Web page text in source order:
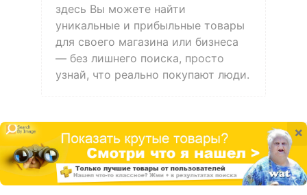
здесь Вы можете найти
уникальные и прибыльные товары
для своего магазина или бизнеса
— без лишнего поиска, просто
узнай, что реально покупают люди.
×